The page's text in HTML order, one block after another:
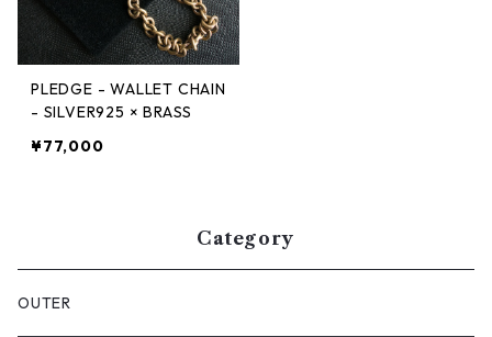
PLEDGE - WALLET CHAIN
- SILVER925 × BRASS
¥77,000
Category
OUTER